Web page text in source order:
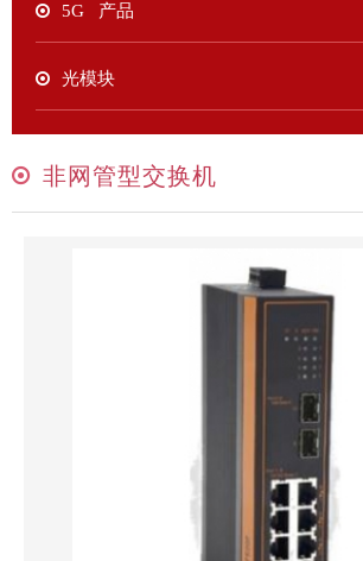
5G 产品
光模块
非网管型交换机